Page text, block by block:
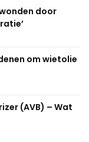
door
om wietolie
(AVB) – Wat